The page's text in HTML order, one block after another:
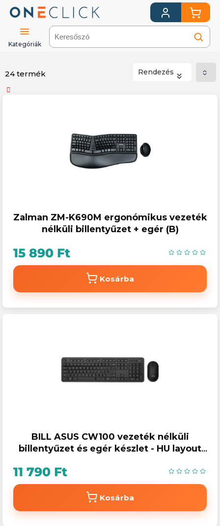
Kategóriák
24 termék Rendezés
Zalman ZM-K690M ergonómikus vezeték
nélküli billentyűzet + egér (B)
15 890 Ft
Kosárba
BILL ASUS CW100 vezeték nélküli
billentyűzet és egér készlet - HU layout
11 790 Ft
Kosárba